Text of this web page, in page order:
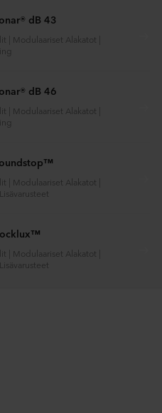
dB 43
| Modulaariset Alakatot |
dB 46
| Modulaariset Alakatot |
| Modulaariset Alakatot |
| Modulaariset Alakatot |